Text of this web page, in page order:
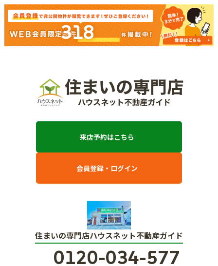
318
来店予約はこちら
会員登録・ログイン
住まいの専門店ハウスネット不動産ガイド
0120-034-577